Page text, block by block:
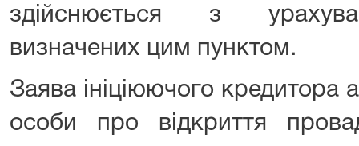
здійснюється з
визначених цим пунктом.
Заява ініціюючого кредитора
особи про відкриття